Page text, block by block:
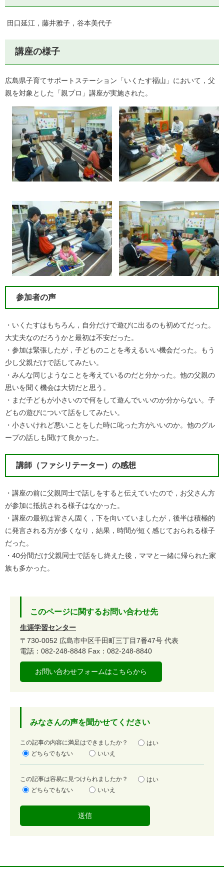
田口延江，藤井雅子，谷本美代子
講座の様子
広島県子育てサポートステーション「いくたす福山」において，父
親を対象とした「親プロ」講座が実施された。
参加者の声
・いくたすはもちろん，自分だけで遊びに出るのも初めてだった。
大丈夫なのだろうかと最初は不安だった。
・参加は緊張したが，子どものことを考えるいい機会だった。もう
少し父親だけで話してみたい。
・みんな同じようなことを考えているのだと分かった。他の父親の
思いを聞く機会は大切だと思う。
・まだ子どもが小さいので何をして遊んでいいのか分からない。子
どもの遊びについて話をしてみたい。
・小さいけれど悪いことをした時に叱った方がいいのか。他のグル
ープの話しも聞けて良かった。
講師（ファシリテーター）の感想
・講座の前に父親同士で話しをすると伝えていたので，お父さん方
が参加に抵抗される様子はなかった。
・講座の最初は皆さん固く，下を向いていましたが，後半は積極的
に発言される方が多くなり，結果，時間が短く感じておられる様子
だった。
・40分間だけ父親同士で話をし終えた後，ママと一緒に帰られた家
族も多かった。
このページに関するお問い合わせ先
生涯学習センター
〒730-0052 広島市中区千田町三丁目7番47号 代表
電話：082-248-8848 Fax：082-248-8840
お問い合わせフォームはこちらから
みなさんの声を聞かせてください
満
足
この記事の内容に満足はできましたか？
はい
どちらでもない
いいえ
容
易
この記事は容易に見つけられましたか？
はい
どちらでもない
いいえ